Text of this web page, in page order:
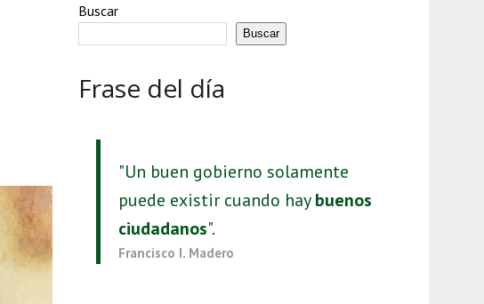
Buscar
Buscar
Frase del día
"Un buen gobierno solamente
puede existir cuando haybuenos
ciudadanos".
Francisco I. Madero